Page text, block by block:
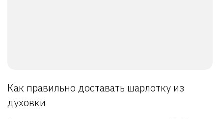
Как правильно доставать шарлотку из
духовки